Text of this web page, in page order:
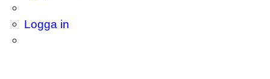
Logga in